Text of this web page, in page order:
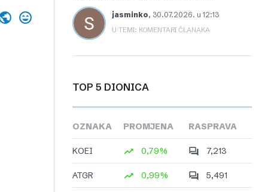
jasminko, 30.07.2026. u 12:13
U TEMI: KOMENTARI ČLANAKA
TOP 5 DIONICA
OZNAKA PROMJENA RASPRAVA
KOEI 0,79% 7,213
ATGR 0,99% 5,491